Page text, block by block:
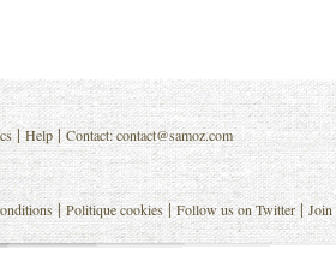
|Help |Contact:contact@samoz.com
|Politique cookies |Follow us on Twitter |Join